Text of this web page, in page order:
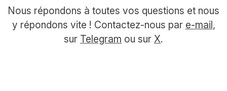
Nous répondons à toutes vos questions et nous
y répondons vite ! Contactez-nous par e-mail,
sur Telegram ou sur X.